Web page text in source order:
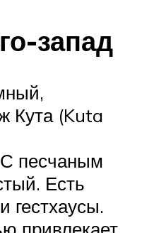
запад
Кута (Kuta
песчаным
Есть
гестхаусы.